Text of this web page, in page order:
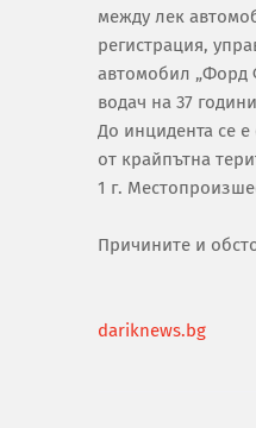
между лек
регистрация,
автомобил „Форд
водач на 37
До инцидента се е
от крайпътна
1 г.
Причините и
dariknews.bg